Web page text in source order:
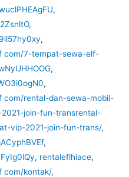
,
,
,
com/7-tempat-sewa-elf-
,
,
com/rental-dan-sewa-mobil-
join-fun-transrental-
vip-2021-join-fun-trans/,
,
, rentaleflhiace,
com/kontak/,